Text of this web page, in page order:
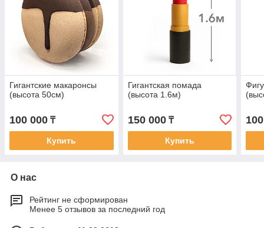
Гигантские макаронсы
(высота 50см)
100 000 ₸
Купить
Гигантская помада
(высота 1.6м)
150 000₸
Купить
О нас
Рейтинг не сформирован
Менее 5 отзывов за последний год